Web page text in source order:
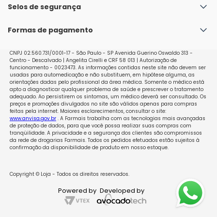
inicia-se imediatamente. Não é necessário utilizar
adicionalmente outro método contraceptivo.
vaginal ou adesivo transdérmico (contraceptivo) para
ao término da cartela do contraceptivo que estava
tomando. Isto significa que não haverá pausa entre as
cartelas. Se o contraceptivo que estava tomando
apresenta comprimidos inativos, ou seja, sem princípio
ativo, inicie a tomada de Miranova no dia seguinte à
ingestão do último comprimido ativo do
contraceptivo. Caso não saiba diferenciar os
comprimidos ativos dos inativos, pergunte ao seu
médico. O uso de Miranova também poderá ser
iniciado mais tarde, no máximo no dia seguinte ao
inativo do contraceptivo anterior. Se você estiver
mudando de anel vaginal ou adesivo transdérmico,
deve começar preferencialmente no dia da retirada
do último anel ou adesivo do ciclo ou, no máximo, no
Nossas lojas
Política de Envio
Políticas de Trocas e Devoluções
Selos de segurança
Formas de pagamento
CNPJ 02.560.731/0001-17 - São Paulo - SP Avenida Guerino Oswaldo 313 -
Centro - Descalvado | Angelita Cirelli e CRF 58 013 | Autorização de
funcionamento - 0023473. As informações contidas neste site não devem ser
usadas para automedicação e não substituem, em hipótese alguma, as
orientações dadas pelo profissional da área médica. Somente o médico está
apto a diagnosticar qualquer problema de saúde e prescrever o tratamento
adequado. Ao persistirem os sintomas, um médico deverá ser consultado. Os
preços e promoções divulgados no site são válidos apenas para compras
feitas pela internet. Maiores esclarecimentos, consultar o site:
www.anvisa.gov.br. A Farmais trabalha com as tecnologias mais avançadas
de proteção de dados, para que você possa realizar suas compras com
tranqüilidade. A privacidade e a segurança dos clientes são compromissos
da rede de drogarias Farmais. Todos os pedidos efetuados estão sujeitos à
confirmação da disponibilidade de produto em nosso estoque.
Copyright © Loja - Todos os direitos reservados.
Powered by Developed by